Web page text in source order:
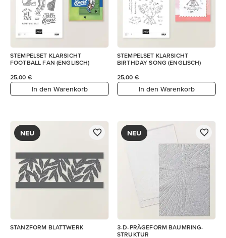
STEMPELSET KLARSICHT
FOOTBALL FAN (ENGLISCH)
25,00 €
In den Warenkorb
STEMPELSET KLARSICHT
BIRTHDAY SONG (ENGLISCH)
25,00 €
In den Warenkorb
NEU
STANZFORM BLATTWERK
NEU
3-D-PRÄGEFORM BAUMRING-
STRUKTUR